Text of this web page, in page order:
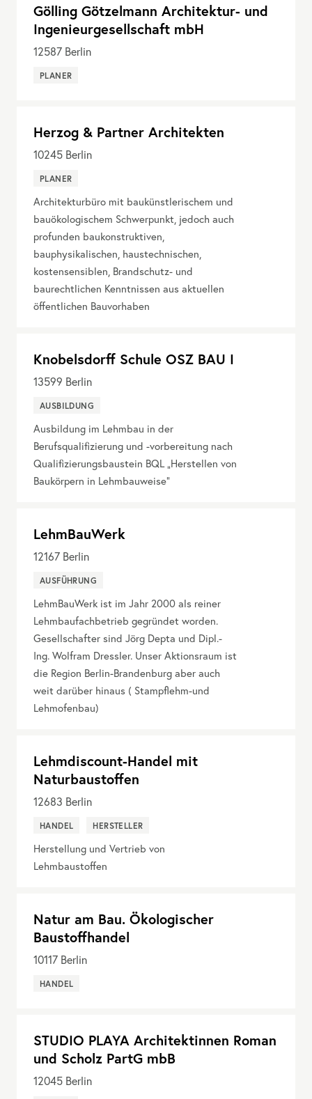
Gölling Götzelmann Architektur- und
Ingenieurgesellschaft mbH
12587 Berlin
PLANER
Herzog & Partner Architekten
10245 Berlin
PLANER
Architekturbüro mit baukünstlerischem und
bauökologischem Schwerpunkt, jedoch auch
profunden baukonstruktiven,
bauphysikalischen, haustechnischen,
kostensensiblen, Brandschutz- und
baurechtlichen Kenntnissen aus aktuellen
öffentlichen Bauvorhaben
Knobelsdorff Schule OSZ BAU I
13599 Berlin
AUSBILDUNG
Ausbildung im Lehmbau in der
Berufsqualifizierung und -vorbereitung nach
Qualifizierungsbaustein BQL „Herstellen von
Baukörpern in Lehmbauweise“
LehmBauWerk
12167 Berlin
AUSFÜHRUNG
LehmBauWerk ist im Jahr 2000 als reiner
Lehmbaufachbetrieb gegründet worden.
Gesellschafter sind Jörg Depta und Dipl.-
Ing. Wolfram Dressler. Unser Aktionsraum ist
die Region Berlin-Brandenburg aber auch
weit darüber hinaus ( Stampflehm-und
Lehmofenbau)
Lehmdiscount-Handel mit
Naturbaustoffen
12683 Berlin
HANDEL HERSTELLER
Herstellung und Vertrieb von
Lehmbaustoffen
Natur am Bau. Ökologischer
Baustoffhandel
10117 Berlin
HANDEL
STUDIO PLAYA Architektinnen Roman
und Scholz PartG mbB
12045 Berlin